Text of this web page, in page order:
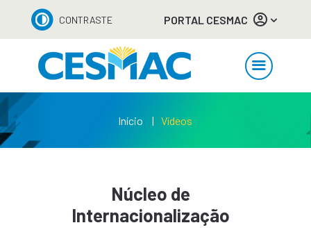
CONTRASTE PORTAL CESMAC
Início Vídeos
Núcleo de
Internacionalização